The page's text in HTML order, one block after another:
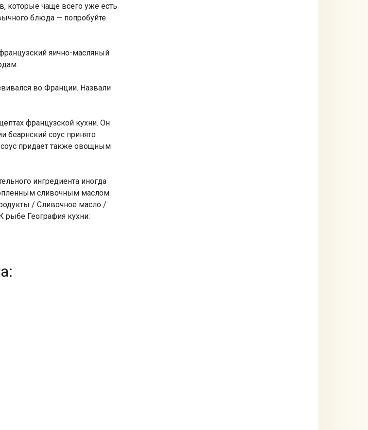
которые чаще всего уже есть
блюда — попробуйте
яично-масляный
во Франции. Назвали
французской кухни. Он
беарнский соус принято
придает также овощным
ингредиента иногда
сливочным маслом.
/ Сливочное масло /
География кухни: